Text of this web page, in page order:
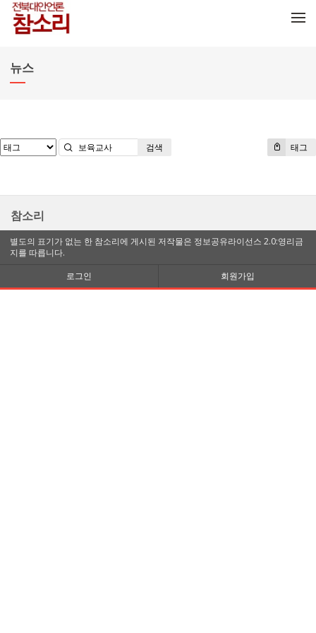
뉴스
태그
검색
참소리
별도의 표기가 없는 한 참소리에 게시된 저작물은 정보공유라이선스 2.0:영리금
지를 따릅니다.
로그인
회원가입